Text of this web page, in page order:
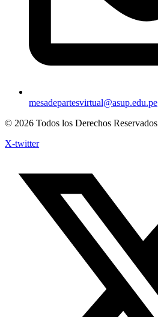
mesadepartesvirtual@asup.edu.pe
© 2026 Todos los Derechos Reservados
X-twitter